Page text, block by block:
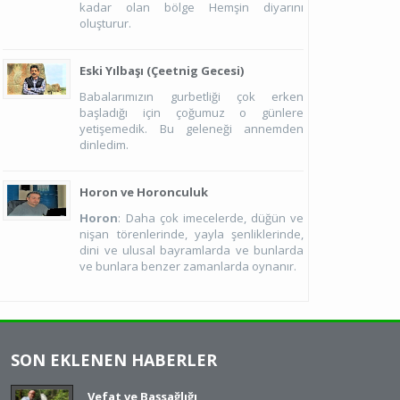
kadar olan bölge Hemşin diyarını
oluşturur.
Eski Yılbaşı (Çeetnig Gecesi)
Babalarımızın gurbetliği çok erken
başladığı için çoğumuz o günlere
yetişemedik. Bu geleneği annemden
dinledim.
Horon ve Horonculuk
Horon: Daha çok imecelerde, düğün ve
nişan törenlerinde, yayla şenliklerinde,
dini ve ulusal bayramlarda ve bunlarda
ve bunlara benzer zamanlarda oynanır.
SON EKLENEN HABERLER
Vefat ve Başsağlığı